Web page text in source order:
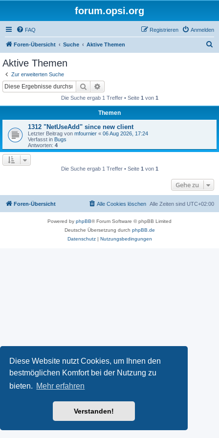
Diese Website nutzt Cookies, um Ihnen den
bestmöglichen Komfort bei der Nutzung zu
bieten. Mehr erfahren
Verstanden!
forum.opsi.org
FAQ Anmelden
Registrieren
Foren-Übersicht Suche Aktive Themen
Aktive Themen
Zur erweiterten Suche
Suche
Die Suche ergab 1 Treffer • Seite 1 von 1
Themen
1312 "NetUseAdd" since new client
Letzter Beitrag von mfournier « 06 Aug 2026, 17:24
Verfasst in Bugs
Antworten: 4
Die Suche ergab 1 Treffer • Seite 1 von 1
Gehe zu
Foren-Übersicht Alle Zeiten sind UTC+02:00
Alle Cookies löschen
Powered by phpBB® Forum Software © phpBB Limited
Deutsche Übersetzung durch phpBB.de
Datenschutz| Nutzungsbedingungen